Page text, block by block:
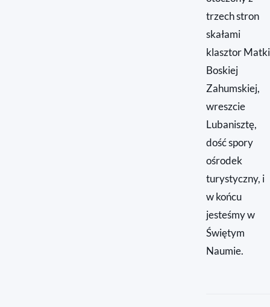
trzech stron
skałami
klasztor Matki
Boskiej
Zahumskiej,
wreszcie
Lubanisztę,
dość spory
ośrodek
turystyczny, i
w końcu
jesteśmy w
Świętym
Naumie.